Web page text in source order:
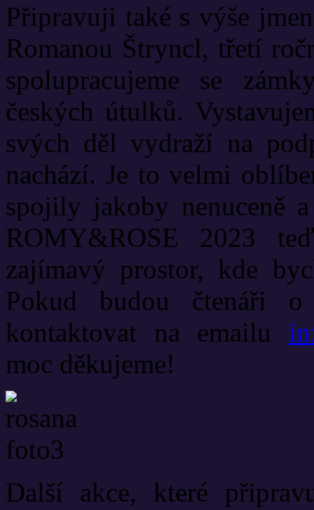
Připravuji také s výše
Romanou Štryncl, třetí
spolupracujeme se
českých útulků.
svých děl vydraží na
nachází. Je to velmi
spojily jakoby nenuceně
ROMY&ROSE 2023
zajímavý prostor, kde
Pokud budou čtenáři o
kontaktovat na emailu
moc děkujeme!
Další akce, které